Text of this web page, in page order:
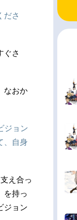
ださ
ぐさ
なおか
ジョン
、自身
え合っ
を持っ
ジョン